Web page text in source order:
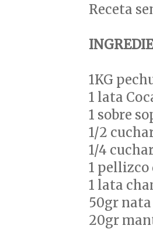
Receta
1KG
1 lata
1 sobre
1/2
1/4
1 pellizco
1 lata
50gr
20gr